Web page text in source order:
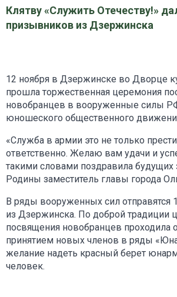
Клятву «Служить Отечеству!»
призывников из Дзержинска
12 ноября в Дзержинске во Дворце
прошла торжественная церемония
новобранцев в вооруженные силы
юношеского общественного
«Служба в армии это не только
ответственно. Желаю вам удачи и
такими словами поздравила будущих
Родины заместитель главы города
В ряды вооруженных сил отправятся
из Дзержинска. По доброй традиции
посвящения новобранцев проходила
принятием новых членов в ряды
желание надеть красный берет
человек.